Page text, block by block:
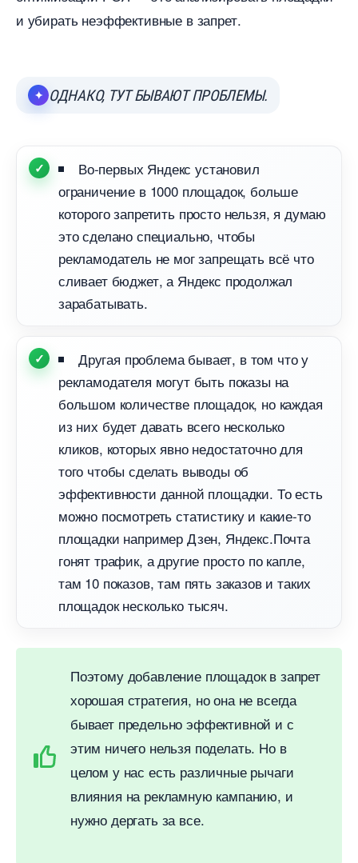
и убирать неэффективные в запрет.
ОДНАКО, ТУТ БЫВАЮТ ПРОБЛЕМЫ.
о-первых Яндекс установил
ограничение в 1000 площадок, больше
которого запретить просто нельзя, я думаю
это сделано специально, чтобы
рекламодатель не мог запрещать всё что
сливает бюджет, а Яндекс продолжал
зарабатывать.
Другая проблема бывает, в том что у
рекламодателя могут быть показы на
ольшом количестве площадок, но каждая
из них будет давать всего несколько
кликов, которых явно недостаточно для
того чтобы сделать выводы о
эффективности данной площадки. То есть
можно посмотреть статистику и какие-то
площадки например Дзен, Яндекс.Почта
онят трафик, а другие просто по капле,
там 10 показов, там пять заказов и таких
площадок несколько тысяч.
Поэтому добавление площадок в запрет
хорошая стратегия, но она не всегда
ывает предельно эффективной и с
этим ничего нельзя поделать. Но
целом у нас есть различные рычаги
лияния на рекламную кампанию, и
нужно дергать за все.